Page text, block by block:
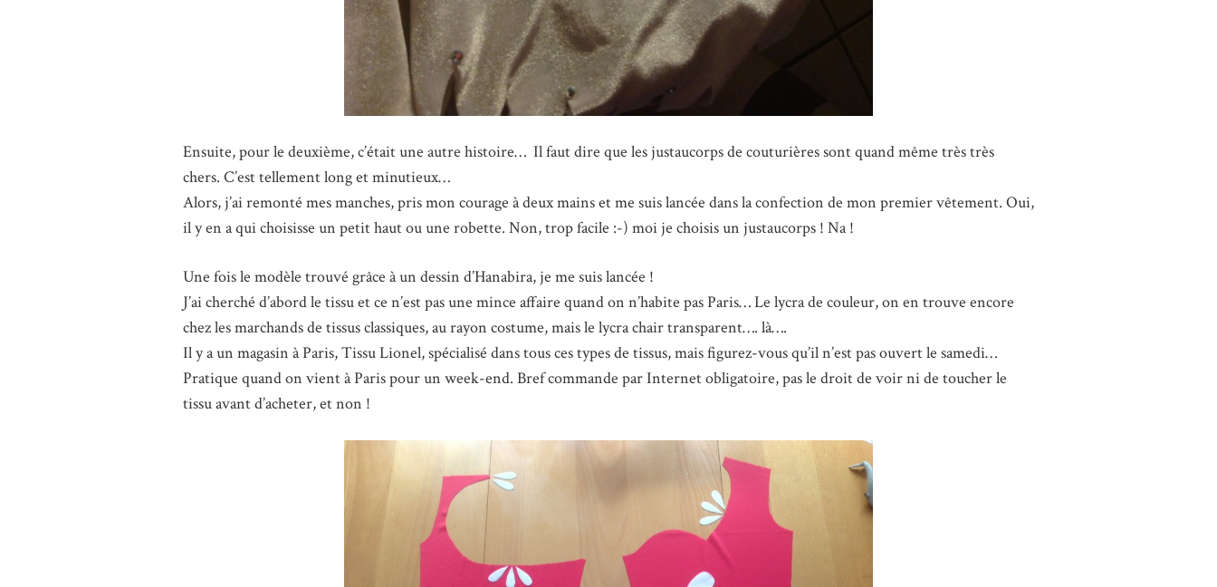
Ensuite, pour le deuxième, c’était une autre histoire… Il faut dire que les justaucorps de couturières sont quand même très très
chers. C’est tellement long et minutieux…
Alors, j’ai remonté mes manches, pris mon courage à deux mains et me suis lancée dans la confection de mon premier vêtement. Oui,
il y en a qui choisisse un petit haut ou une robette. Non, trop facile :-) moi je choisis un justaucorps ! Na !
Une fois le modèle trouvé grâce à un dessin d’Hanabira, je me suis lancée !
J’ai cherché d’abord le tissu et ce n’est pas une mince affaire quand on n’habite pas Paris… Le lycra de couleur, on en trouve encore
chez les marchands de tissus classiques, au rayon costume, mais le lycra chair transparent…. là….
Il y a un magasin à Paris, Tissu Lionel, spécialisé dans tous ces types de tissus, mais figurez-vous qu’il n’est pas ouvert le samedi…
Pratique quand on vient à Paris pour un week-end. Bref commande par Internet obligatoire, pas le droit de voir ni de toucher le
tissu avant d’acheter, et non !